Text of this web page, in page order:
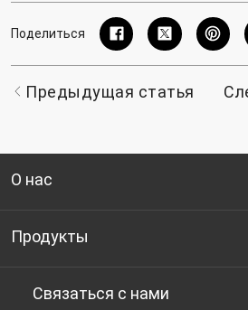
Поделиться
Предыдущая статья
О нас
Кто мы
НИОКР
Продукты
Бутылочный ПЭТ-гранулят
Связаться с нами